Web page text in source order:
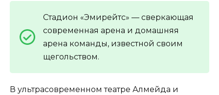
Стадион «Эмирейтс» — сверкающая
современная арена и домашняя
арена команды, известной своим
щегольством.
В ультрасовременном театре Алмейда и